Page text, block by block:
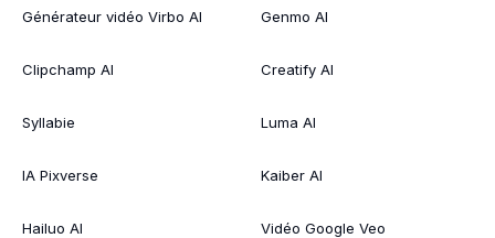
Générateur vidéo Virbo AI
Clipchamp AI
Syllabie
IA Pixverse
Hailuo AI
Genmo AI
Creatify AI
Luma AI
Kaiber AI
Vidéo Google Veo